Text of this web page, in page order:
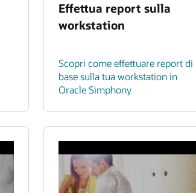
Effettua report sulla
workstation
Scopri come effettuare report di
base sulla tua workstation in
Oracle Simphony